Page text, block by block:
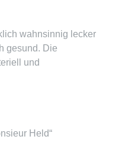
wahnsinnig lecker
gesund. Die
und
Held“